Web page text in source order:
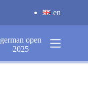
en
german open
2025